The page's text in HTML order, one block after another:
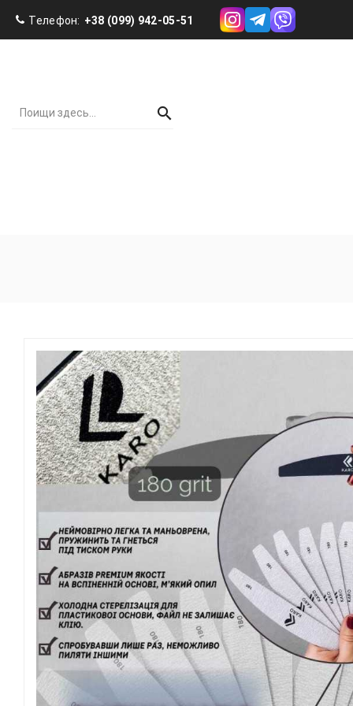
Телефон: +38 (099) 942-05-51